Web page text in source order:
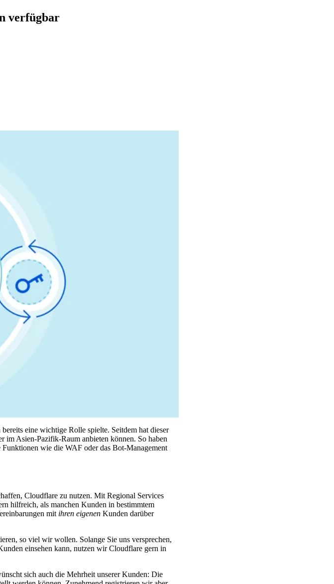
verfügbar
eine wichtige Rolle spielte. Seitdem hat dieser
im Asien-Pazifik-Raum anbieten können. So haben
wie die WAF oder das Bot-Management
Cloudflare zu nutzen. Mit Regional Services
hilfreich, als manchen Kunden in bestimmtem
mit ihren eigenen Kunden darüber
so viel wir wollen. Solange Sie uns versprechen,
einsehen kann, nutzen wir Cloudflare gern in
sich auch die Mehrheit unserer Kunden: Die